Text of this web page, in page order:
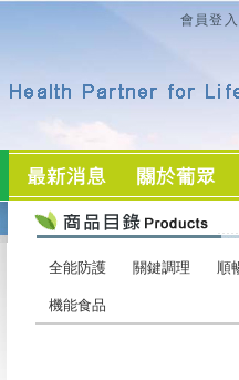
會員登入
全能防護 關鍵調理 順
機能食品